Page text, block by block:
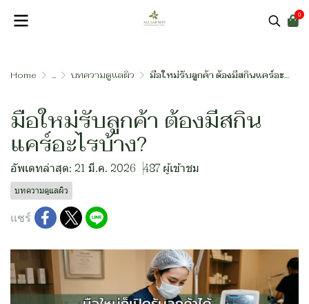
0
Home ... บทความดูแลผิว มือใหม่รับลูกค้า ต้องมีสกินแคร์อะไรบ้าง?
มือใหม่รับลูกค้า ต้องมีสกิน
แคร์อะไรบ้าง?
อัพเดทล่าสุด: 21 มี.ค. 2026 487 ผู้เข้าชม
บทความดูแลผิว
แชร์